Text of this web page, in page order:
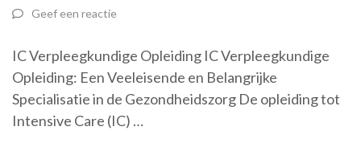
Geef een reactie
IC Verpleegkundige Opleiding IC Verpleegkundige
Opleiding: Een Veeleisende en Belangrijke
Specialisatie in de Gezondheidszorg De opleiding tot
Intensive Care (IC) …